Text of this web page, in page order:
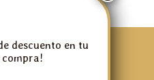
descuento en tu